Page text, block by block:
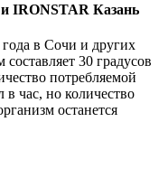
Казань
в Сочи и других
30 градусов
потребляемой
час, но количество
останется